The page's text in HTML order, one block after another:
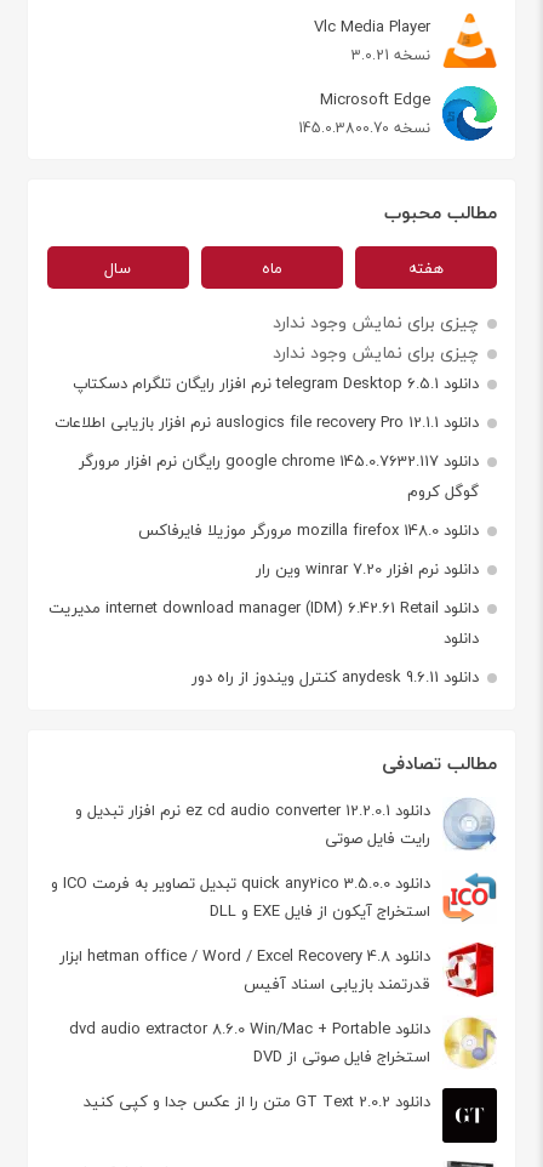
Vlc Media Player
نسخه 3.0.21
Microsoft Edge
نسخه 145.0.3800.70
مطالب محبوب
هفته ماه سال
چیزی برای نمایش وجود ندارد
چیزی برای نمایش وجود ندارد
دانلود telegram Desktop 6.5.1 نرم افزار رایگان تلگرام دسکتاپ
دانلود auslogics file recovery Pro 12.1.1 نرم افزار بازیابی اطلاعات
دانلود google chrome 145.0.7632.117 رایگان نرم افزار مرورگر
گوگل کروم
دانلود mozilla firefox 148.0 مرورگر موزیلا فایرفاکس
دانلود نرم افزار winrar 7.20 وین رار
دانلود internet download manager (IDM) 6.42.61 Retail مدیریت
دانلود
دانلود anydesk 9.6.11 کنترل ویندوز از راه دور
مطالب تصادفی
دانلود ez cd audio converter 12.2.0.1 نرم افزار تبدیل و
رایت فایل صوتی
دانلود quick any2ico 3.5.0.0 تبدیل تصاویر به فرمت ICO و
استخراج آیکون‌ از فایل EXE و DLL
دانلود hetman office / Word / Excel Recovery 4.8 ابزار
قدرتمند بازیابی اسناد آفیس
دانلود dvd audio extractor 8.6.0 Win/Mac + Portable
استخراج فایل صوتی از DVD
دانلود GT Text 2.0.2 متن را از عکس جدا و کپی کنید